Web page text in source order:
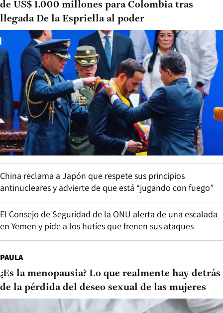
de US$ 1.000 millones para Colombia tras
llegada De la Espriella al poder
China reclama a Japón que respete sus principios
antinucleares y advierte de que está “jugando con fuego”
El Consejo de Seguridad de la ONU alerta de una escalada
en Yemen y pide a los hutíes que frenen sus ataques
PAULA
¿Es la menopausia? Lo que realmente hay detrás
de la pérdida del deseo sexual de las mujeres